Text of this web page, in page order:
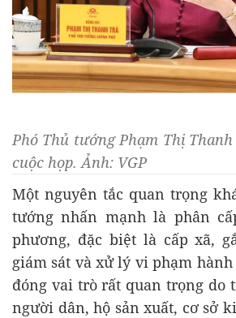
Phó Thủ tướng Phạm Thị
cuộc họp. Ảnh: VGP
Một nguyên tắc quan trọng
tướng nhấn mạnh là phân
phương, đặc biệt là cấp xã,
giám sát và xử lý vi phạm hành
đóng vai trò rất quan trọng do
người dân, hộ sản xuất, cơ sở